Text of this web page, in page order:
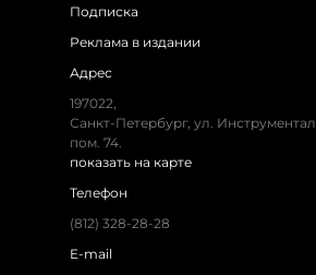
Подписка
Реклама в издании
Адрес
197022,
Санкт-Петербург, ул.
пом. 74.
показать на карте
Телефон
(812) 328-28-28
E-mail